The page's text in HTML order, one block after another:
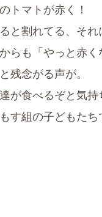
トマトが赤く！
と割れてる、それ
らも「やっと赤
残念がる声が。
が食べるぞと気
す組の子どもたち